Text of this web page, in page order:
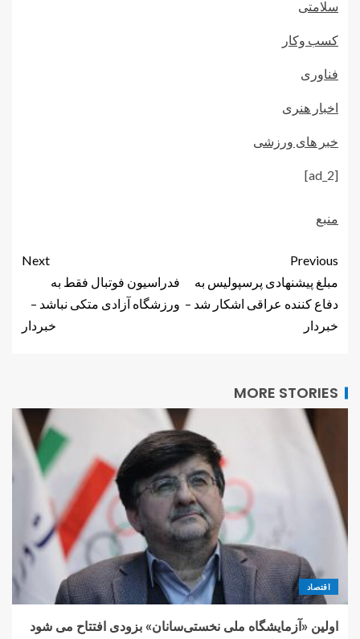
سلامتی
کسب وکار
فناوری
اخبار هنری
خبر های ورزشی
[ad_2]
منبع
Previous
مبلغ پیشنهادی پرسپولیس به
دفاع کننده عراقی اشکار شد –
خبردار
Next
فدراسیون فوتبال فقط به
ورزشگاه آزادی متکی نباشد –
خبردار
MORE STORIES
اقتصاد
اولین «آزمایشگاه ملی نخستی‌سانان» بزودی افتتاح می شود